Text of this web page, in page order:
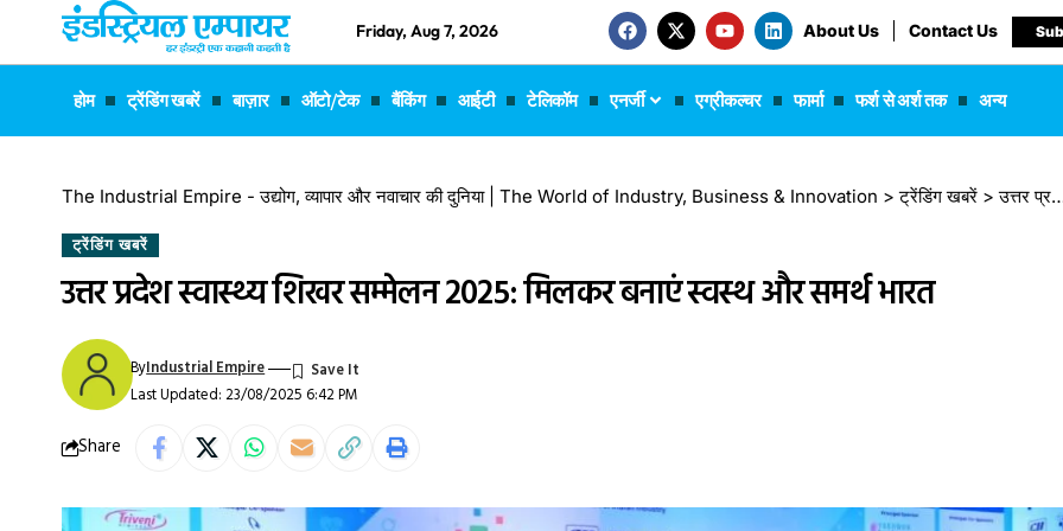
Friday, Aug 7, 2026 About Us Contact Us
होम ट्रेंडिंग खबरें बाज़ार ऑटो/टेक बैंकिंग आईटी टेलिकॉम एनर्जी एग्रीकल्चर फार्मा फर्श से अर्श तक अन्य
The Industrial Empire - उद्योग, व्यापार और नवाचार की दुनिया | The World of Industry, Business & Innovation >ट्रेंडिंग खबरें >उत्तर प्रदेश स्वास्थ्य शिखर सम्मेलन 2025: मिलकर बनाएं स्वस्थ और समर्थ भारत
ट्रेंडिंग खबरें
उत्तर प्रदेश स्वास्थ्य शिखर सम्मेलन 2025: मिलकर बनाएं स्वस्थ और समर्थ भारत
Last Updated: 23/08/2025 6:42 PM
ByIndustrial Empire
Share